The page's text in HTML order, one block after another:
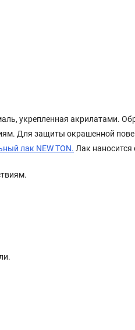
укрепленная акрилатами.
Для защиты окрашенной
лак NEW TON. Лак наносится